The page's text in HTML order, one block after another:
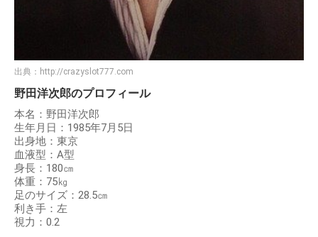
出典： http://crazyslot777.com
野田洋次郎のプロフィール
本名：野田洋次郎
生年月日：1985年7月5日
出身地：東京
血液型：A型
身長：180㎝
体重：75㎏
足のサイズ：28.5㎝
利き手：左
視力：0.2